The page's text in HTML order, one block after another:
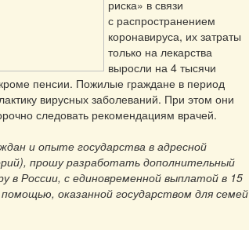
риска» в связи
с распространением
коронавируса, их затраты
только на лекарства
выросли на 4 тысячи
пенсии. Пожилые граждане в период
вирусных заболеваний. При этом они
следовать рекомендациям врачей.
и опыте государства в адресной
прошу разработать дополнительный
в России, с единовременной выплатой в 15
оказанной государством для семей